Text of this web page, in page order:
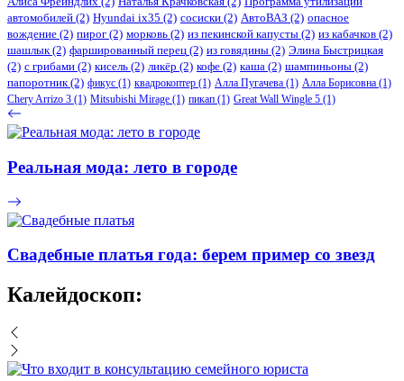
автомобилей (2) ​Hyundai ix35 (2) сосиски (2) АвтоВАЗ (2) опасное
вождение (2) пирог (2) морковь (2) из пекинской капусты (2) из кабачков (2)
шашлык(2) фаршированный перец (2) из говядины (2) Элина Быстрицкая
(2) с грибами (2) кисель (2) ликёр (2) кофе (2) каша (2) шампиньоны (2)
папоротник(2) фикус (1) квадрокоптер (1) Алла Пугачева (1) Алла Борисовна (1)
Chery Arrizo 3 (1) Mitsubishi Mirage (1) пикап (1) Great Wall Wingle 5 (1)
Реальная мода: лето в городе
Свадебные платья года: берем пример со звезд
Калейдоскоп: